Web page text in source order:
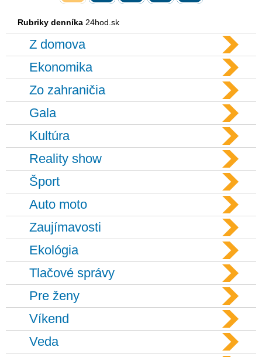
Rubriky denníka 24hod.sk
Z domova
Ekonomika
Zo zahraničia
Gala
Kultúra
Reality show
Šport
Auto moto
Zaujímavosti
Ekológia
Tlačové správy
Pre ženy
Víkend
Veda